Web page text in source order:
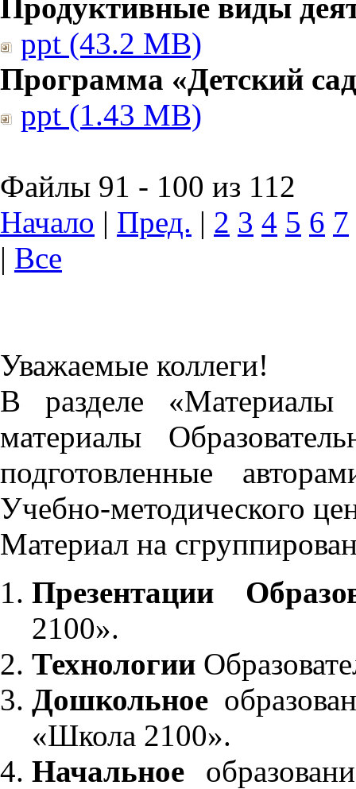
Продуктивные виды
ppt (43.2 MB)
Программа «Детский
ppt (1.43 MB)
Файлы 91 - 100 из 112
Начало | Пред. | 2 3 4 5 6 7
| Все
Уважаемые коллеги!
В разделе «Материалы
материалы
подготовленные
Учебно-методического
Материал на
Презентации
2100».
Технологии
Дошкольное
«Школа 2100».
Начальное